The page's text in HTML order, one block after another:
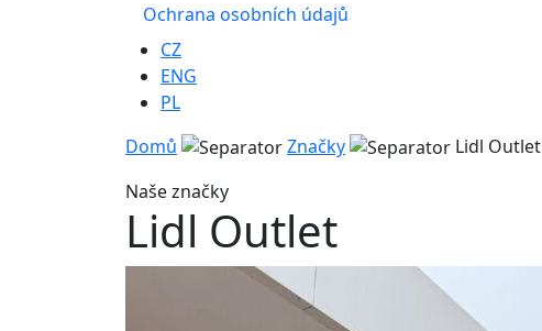
Ochrana osobních údajů
CZ
ENG
PL
Domů
Značky
Lidl Outlet
Naše značky
Lidl Outlet